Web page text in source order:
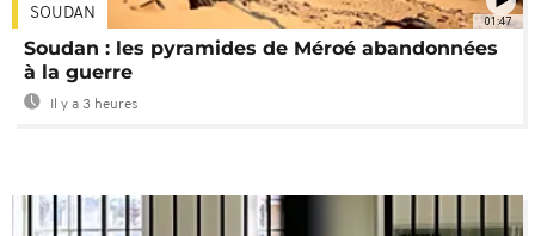
01:47
SOUDAN
Soudan : les pyramides de Méroé abandonnées
à la guerre
Il y a 3 heures